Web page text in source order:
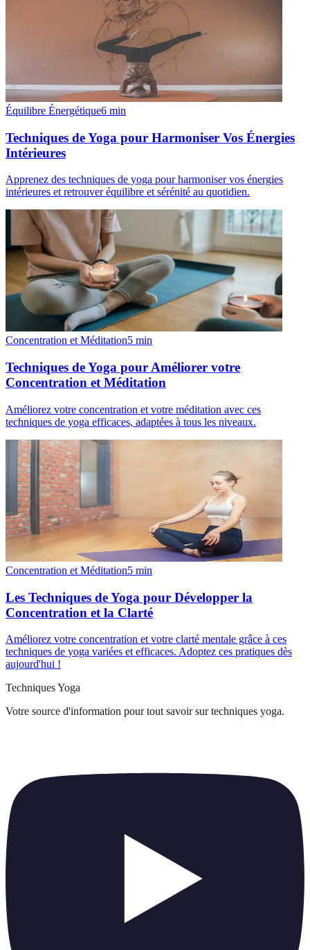
Équilibre Énergétique6 min
Techniques de Yoga pour Harmoniser Vos Énergies
Intérieures
Apprenez des techniques de yoga pour harmoniser vos énergies
intérieures et retrouver équilibre et sérénité au quotidien.
Concentration et Méditation5 min
Techniques de Yoga pour Améliorer votre
Concentration et Méditation
Améliorez votre concentration et votre méditation avec ces
techniques de yoga efficaces, adaptées à tous les niveaux.
Concentration et Méditation5 min
Les Techniques de Yoga pour Développer la
Concentration et la Clarté
Améliorez votre concentration et votre clarté mentale grâce à ces
techniques de yoga variées et efficaces. Adoptez ces pratiques dès
aujourd'hui !
Techniques Yoga
Votre source d'information pour tout savoir sur techniques yoga.